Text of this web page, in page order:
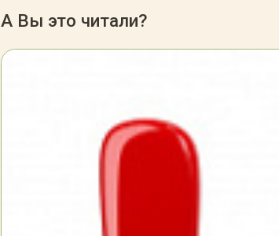
А Вы это читали?